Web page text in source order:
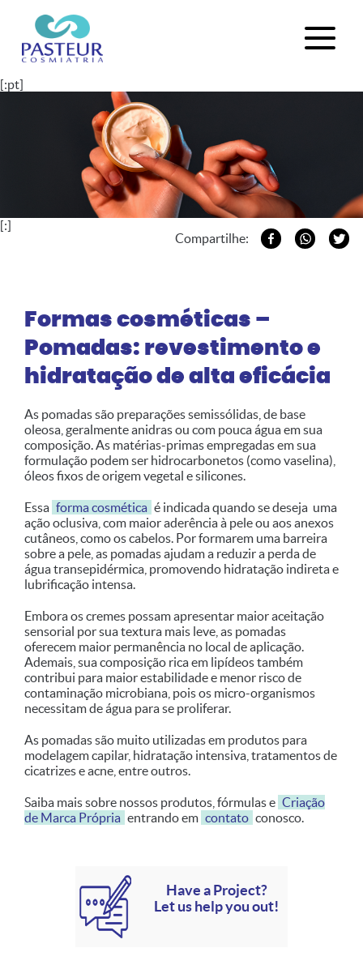
[:pt]
Compartilhe:
[:]
Formas cosméticas –
Pomadas: revestimento e
hidratação de alta eficácia
As pomadas são preparações semissólidas, de base
oleosa, geralmente anidras ou com pouca água em sua
composição. As matérias-primas empregadas em sua
formulação podem ser hidrocarbonetos (como vaselina),
óleos fixos de origem vegetal e silicones.
Essa forma cosmética é indicada quando se deseja uma
ação oclusiva, com maior aderência à pele ou aos anexos
cutâneos, como os cabelos. Por formarem uma barreira
sobre a pele, as pomadas ajudam a reduzir a perda de
água transepidérmica, promovendo hidratação indireta e
lubrificação intensa.
Embora os cremes possam apresentar maior aceitação
sensorial por sua textura mais leve, as pomadas
oferecem maior permanência no local de aplicação.
Ademais, sua composição rica em lipídeos também
contribui para maior estabilidade e menor risco de
contaminação microbiana, pois os micro-organismos
necessitam de água para se proliferar.
As pomadas são muito utilizadas em produtos para
modelagem capilar, hidratação intensiva, tratamentos de
cicatrizes e acne, entre outros.
Saiba mais sobre nossos produtos, fórmulas e Criação
de Marca Própria entrando em contato conosco.
Have a Project?
Let us help you out!